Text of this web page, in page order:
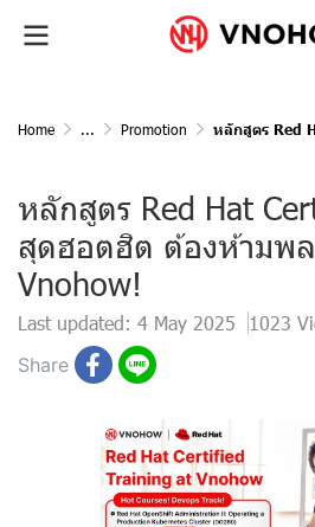
Home ... Promotion หลักสูตร Red Hat
หลักสูตร Red Hat
สุดฮอตฮิต ต้องห้ามพ
Vnohow!
Last updated: 4 May 2025 1023
Share